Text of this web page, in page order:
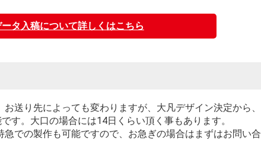
タ入稿について詳しくはこちら
送り先によっても変わりますが、大凡デザイン決定から、
す。大口の場合には14日くらい頂く事もあります。
急での製作も可能ですので、お急ぎの場合はまずはお問い合